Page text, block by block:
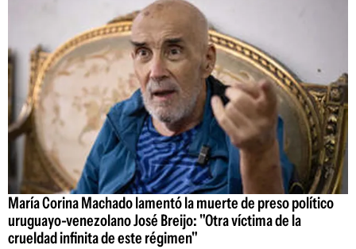
María Corina Machado lamentó la muerte de preso político
uruguayo-venezolano José Breijo: "Otra víctima de la
crueldad infinita de este régimen"